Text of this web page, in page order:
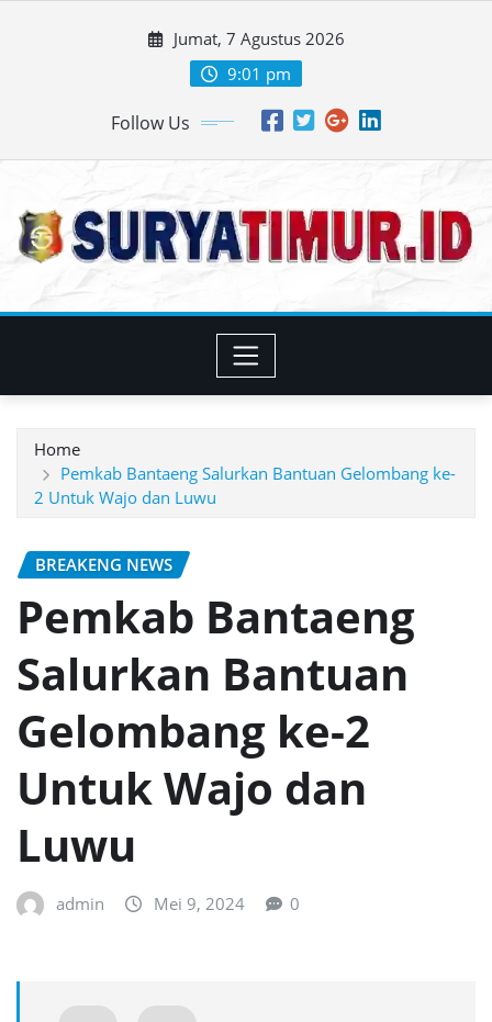
Jumat, 7 Agustus 2026
9:01 pm
Follow Us
Home
Pemkab Bantaeng Salurkan Bantuan Gelombang ke-
2 Untuk Wajo dan Luwu
BREAKENG NEWS
Pemkab Bantaeng
Salurkan Bantuan
Gelombang ke-2
Untuk Wajo dan
Luwu
admin Mei 9, 2024 0